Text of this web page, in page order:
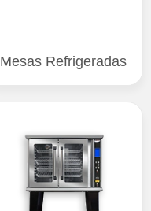
Mesas Refrigeradas